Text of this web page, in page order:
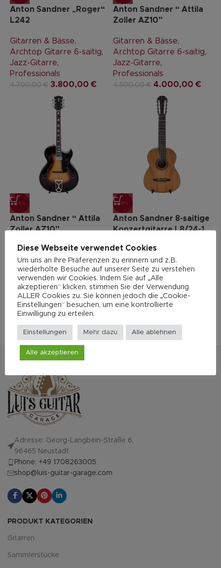
Anton Sandner „Roger“
L242
Gitarren & Bässe,
Archtop Gitarre 6-saitig,
Jazz-Gitarre,
Professionals
4.700,00€ 3.800,00 €
Anton Sandner “ Attila
Zoller AZ10”
Gitarren & Bässe,
Archtop Gitarre 6-saitig,
Jazz-Gitarre,
Professionals
4.500,00€ 4.000,00 €
-14%
Anton Sandner “ Attila
Zoller AZ10”
Gitarren & Bässe,
Archtop Gitarre 6-saitig,
Jazz-Gitarre,
Professionals
4.200,00€ 3.600,00€
-18%
Anton Sandner 8-saitige
Konzertgitarre L8/24-1
Gitarren & Bässe
Konzertgitarre 8-saitig
Professionals
2.882,00 € 2.350,00
Mehr zum Hersteller
Adresse: Georg-Langbein-Straße 6,
96465 Neustadt
Phone: +49 1708263005
shop@luis-guitar-garage.com
PRODUKT KATEGORIEN
Gitarren
Sammlerstücke
Diese Webseite verwendet Cookies
Um uns an Ihre Präferenzen zu erinnern und z.B.
wiederholte Besuche auf unserer Seite zu verstehen
verwenden wir Cookies. Indem Sie auf „Alle
akzeptieren“ klicken, stimmen Sie der Verwendung
ALLER Cookies zu. Sie können jedoch die „Cookie-
Einstellungen“ besuchen, um eine kontrollierte
Einwilligung zu erteilen.
Einstellungen Mehr dazu Alle ablehnen
Alle akzeptieren